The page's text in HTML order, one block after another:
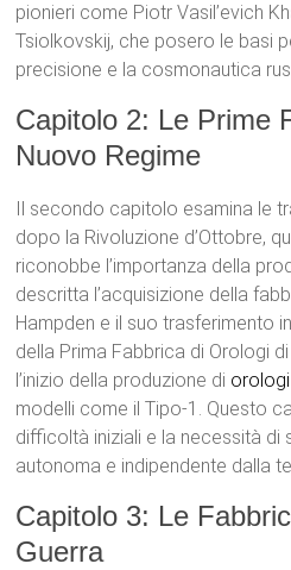
pionieri come Piotr Vasil’evich
Tsiolkovskij, che posero le basi
precisione e la cosmonautica
Capitolo 2: Le Prime
Nuovo Regime
Il secondo capitolo esamina le
dopo la Rivoluzione d’Ottobre,
riconobbe l’importanza della
descritta l’acquisizione della
Hampden e il suo trasferimento
della Prima Fabbrica di Orologi
l’inizio della produzione di
modelli come il Tipo-1. Questo
difficoltà iniziali e la necessità di
autonoma e indipendente dalla
Capitolo 3: Le
Guerra